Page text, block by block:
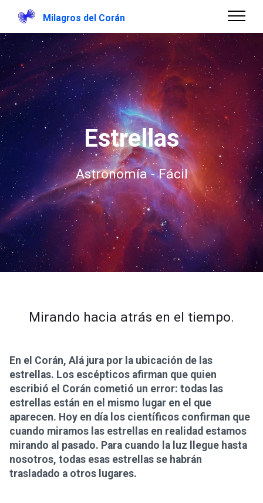
Milagros del Corán
Estrellas
Astronomía - Fácil
Mirando hacia atrás en el tiempo.
En el Corán, Alá jura por la ubicación de las
estrellas. Los escépticos afirman que quien
escribió el Corán cometió un error: todas las
estrellas están en el mismo lugar en el que
aparecen. Hoy en día los científicos confirman que
cuando miramos las estrellas en realidad estamos
mirando al pasado. Para cuando la luz llegue hasta
nosotros, todas esas estrellas se habrán
trasladado a otros lugares.